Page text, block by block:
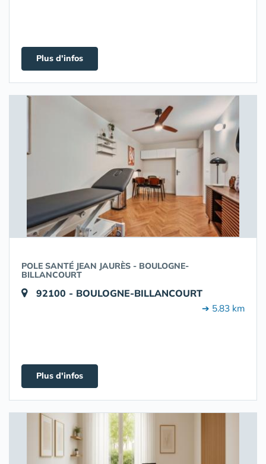
Plus d'infos
POLE SANTÉ JEAN JAURÈS - BOULOGNE-
BILLANCOURT
92100 - BOULOGNE-BILLANCOURT
➔ 5.83 km
Plus d'infos